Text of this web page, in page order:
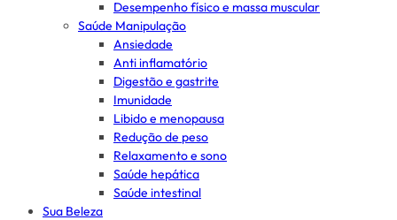
Desempenho físico e massa muscular
Saúde Manipulação
Ansiedade
Anti inflamatório
Digestão e gastrite
Imunidade
Libido e menopausa
Redução de peso
Relaxamento e sono
Saúde hepática
Saúde intestinal
Sua Beleza